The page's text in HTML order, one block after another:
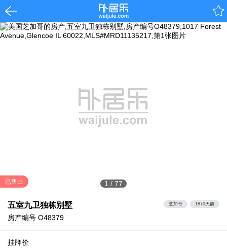
1 / 77
已售出
五室九卫独栋别墅
房产编号 O48379
芝加哥 1870天前
挂牌价